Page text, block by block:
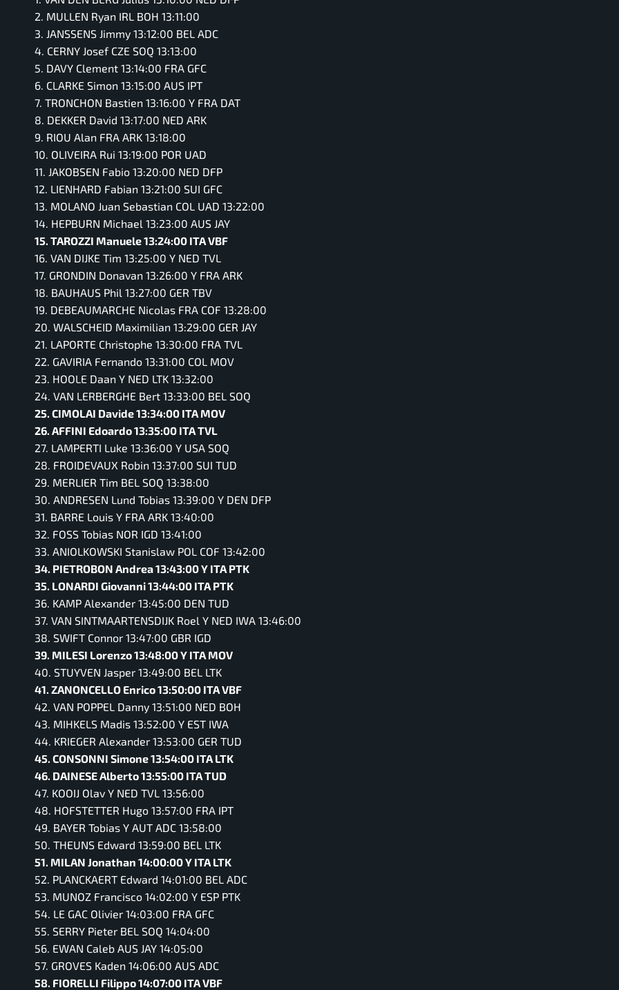
2. MULLEN Ryan IRL BOH 13:11:00
3. JANSSENS Jimmy 13:12:00 BEL ADC
4. CERNY Josef CZE SOQ 13:13:00
5. DAVY Clement 13:14:00 FRA GFC
6. CLARKE Simon 13:15:00 AUS IPT
7. TRONCHON Bastien 13:16:00 Y FRA DAT
8. DEKKER David 13:17:00 NED ARK
9. RIOU Alan FRA ARK 13:18:00
10. OLIVEIRA Rui 13:19:00 POR UAD
11. JAKOBSEN Fabio 13:20:00 NED DFP
12. LIENHARD Fabian 13:21:00 SUI GFC
13. MOLANO Juan Sebastian COL UAD 13:22:00
14. HEPBURN Michael 13:23:00 AUS JAY
15. TAROZZI Manuele 13:24:00 ITA VBF
16. VAN DIJKE Tim 13:25:00 Y NED TVL
17. GRONDIN Donavan 13:26:00 Y FRA ARK
18. BAUHAUS Phil 13:27:00 GER TBV
19. DEBEAUMARCHE Nicolas FRA COF 13:28:00
20. WALSCHEID Maximilian 13:29:00 GER JAY
21. LAPORTE Christophe 13:30:00 FRA TVL
22. GAVIRIA Fernando 13:31:00 COL MOV
23. HOOLE Daan Y NED LTK 13:32:00
24. VAN LERBERGHE Bert 13:33:00 BEL SOQ
25. CIMOLAI Davide 13:34:00 ITA MOV
26. AFFINI Edoardo 13:35:00 ITA TVL
27. LAMPERTI Luke 13:36:00 Y USA SOQ
28. FROIDEVAUX Robin 13:37:00 SUI TUD
29. MERLIER Tim BEL SOQ 13:38:00
30. ANDRESEN Lund Tobias 13:39:00 Y DEN DFP
31. BARRE Louis Y FRA ARK 13:40:00
32. FOSS Tobias NOR IGD 13:41:00
33. ANIOLKOWSKI Stanislaw POL COF 13:42:00
34. PIETROBON Andrea 13:43:00 Y ITA PTK
35. LONARDI Giovanni 13:44:00 ITA PTK
36. KAMP Alexander 13:45:00 DEN TUD
37. VAN SINTMAARTENSDIJK Roel Y NED IWA 13:46:00
38. SWIFT Connor 13:47:00 GBR IGD
39. MILESI Lorenzo 13:48:00 Y ITA MOV
40. STUYVEN Jasper 13:49:00 BEL LTK
41. ZANONCELLO Enrico 13:50:00 ITA VBF
42. VAN POPPEL Danny 13:51:00 NED BOH
43. MIHKELS Madis 13:52:00 Y EST IWA
44. KRIEGER Alexander 13:53:00 GER TUD
45. CONSONNI Simone 13:54:00 ITA LTK
46. DAINESE Alberto 13:55:00 ITA TUD
47. KOOIJ Olav Y NED TVL 13:56:00
48. HOFSTETTER Hugo 13:57:00 FRA IPT
49. BAYER Tobias Y AUT ADC 13:58:00
50. THEUNS Edward 13:59:00 BEL LTK
51. MILAN Jonathan 14:00:00 Y ITA LTK
52. PLANCKAERT Edward 14:01:00 BEL ADC
53. MUNOZ Francisco 14:02:00 Y ESP PTK
54. LE GAC Olivier 14:03:00 FRA GFC
55. SERRY Pieter BEL SOQ 14:04:00
56. EWAN Caleb AUS JAY 14:05:00
57. GROVES Kaden 14:06:00 AUS ADC
58. FIORELLI Filippo 14:07:00 ITA VBF